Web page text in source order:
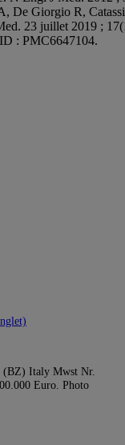
Giorgio R, Catassi
23 juillet 2019 ;
: PMC6647104.
(BZ) Italy Mwst Nr.
Euro. Photo